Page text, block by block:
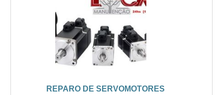
REPARO DE SERVOMOTORES